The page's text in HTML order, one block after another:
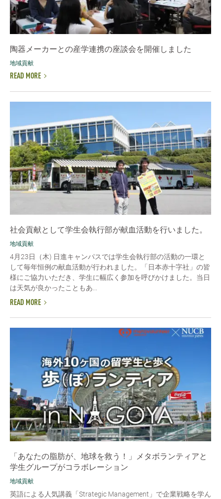
陶器メーカーとの産学連携の座談会を開催しました
地域貢献
READ MORE
社会貢献として学生会執行部が献血活動を行いました。
地域貢献
4月23日（木) 日進キャンパスでは学生会執行部の活動の一環と
して毎年恒例の献血活動が行われました。「日本赤十字社」の皆
様にご協力いただき、学生に幅広く参加を呼びかけました。当日
は天気が良かったこともあ...
READ MORE
「あなたの脂肪が、地球を救う！」メタボランティアと
学生グループがコラボレーション
地域貢献
英語による人気講義「Strategic Management」で企業戦略を学ん